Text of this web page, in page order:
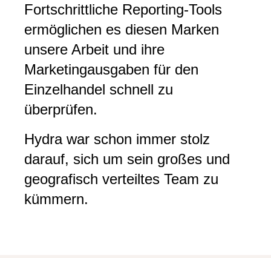
Fortschrittliche Reporting-Tools
ermöglichen es diesen Marken
unsere Arbeit und ihre
Marketingausgaben für den
Einzelhandel schnell zu
überprüfen.
Hydra war schon immer stolz
darauf, sich um sein großes und
geografisch verteiltes Team zu
kümmern.